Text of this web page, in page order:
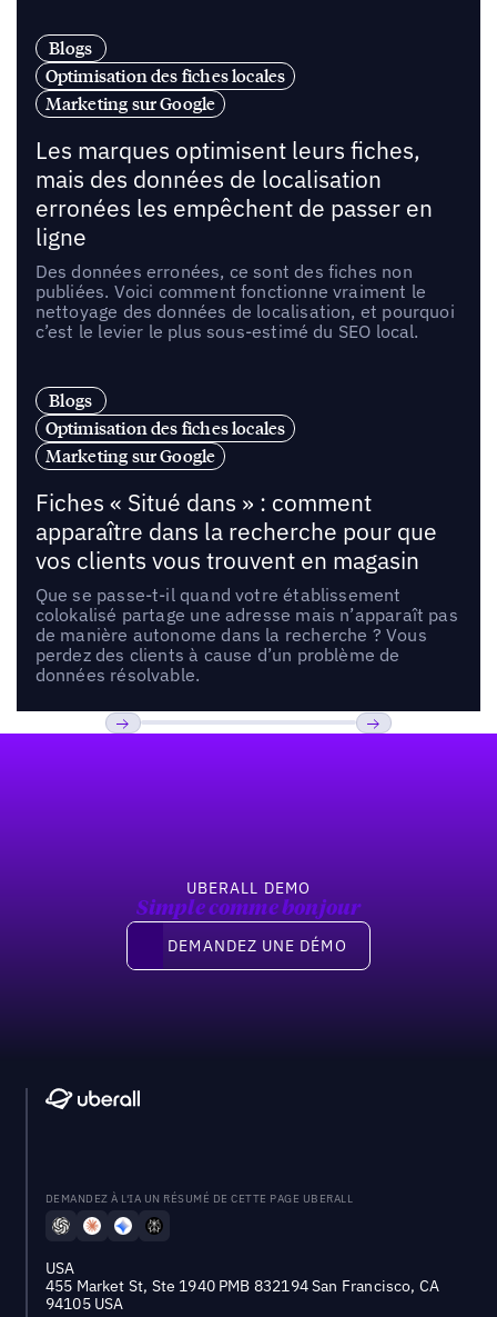
Blogs
Optimisation des fiches locales
Marketing sur Google
Les marques optimisent leurs fiches,
mais des données de localisation
erronées les empêchent de passer en
ligne
Des données erronées, ce sont des fiches non
publiées. Voici comment fonctionne vraiment le
nettoyage des données de localisation, et pourquoi
c’est le levier le plus sous-estimé du SEO local.
Blogs
Optimisation des fiches locales
Marketing sur Google
Fiches « Situé dans » : comment
apparaître dans la recherche pour que
vos clients vous trouvent en magasin
Que se passe-t-il quand votre établissement
colokalisé partage une adresse mais n’apparaît pas
de manière autonome dans la recherche ? Vous
perdez des clients à cause d’un problème de
données résolvable.
UBERALL DEMO
Simple comme bonjour
Demandez une démo
DEMANDEZ UNE DÉMO
DEMANDEZ À L'IA UN RÉSUMÉ DE CETTE PAGE UBERALL
USA
455 Market St, Ste 1940 PMB 832194 San Francisco, CA
94105 USA